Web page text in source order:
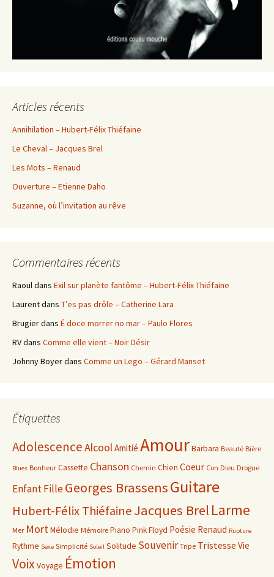
Articles récents
Annihilation – Hubert-Félix Thiéfaine
Le Cheval – Jacques Brel
Les Mots – Renaud
Ouverture – Etienne Daho
Suzanne, où l’invitation au rêve
Commentaires récents
Raouldans Exil sur planète fantôme – Hubert-Félix Thiéfaine
Laurentdans T’es pas drôle – Catherine Lara
Brugierdans É doce morrer no mar – Paulo Flores
RVdans Comme elle vient – Noir Désir
Johnny Boyerdans Comme un Lego – Gérard Manset
Étiquettes
AdolescenceAlcoolAmitié AmourBarbara Beauté Bière
Blues Bonheur Cassette Chanson Chemin Chien Coeur Con Dieu Drogue
EnfantFilleGeorges BrassensGuitare
Hubert-Félix ThiéfaineJacques Brel Larme
Mer MortMélodie Mémoire Piano Pink Floyd Poésie Renaud Rupture
Rythme Sexe Simplicité Soleil Solitude Souvenir Tripe Tristesse Vie
VoixVoyage Émotion